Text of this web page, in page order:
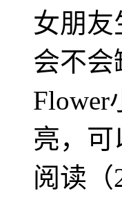
女朋
会不会
Flower
亮，
阅读（